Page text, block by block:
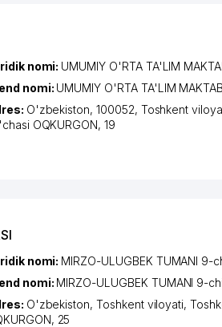
nomi: UMUMIY O'RTA TA'LIM
nomi: UMUMIY O'RTA TA'LIM
O'zbekiston, 100052, Toshkent
OQKURGON, 19
nomi: MIRZO-ULUGBEK TUMANI 9-
nomi: MIRZO-ULUGBEK TUMANI 9-
O'zbekiston,Toshkent viloyati,
, 25